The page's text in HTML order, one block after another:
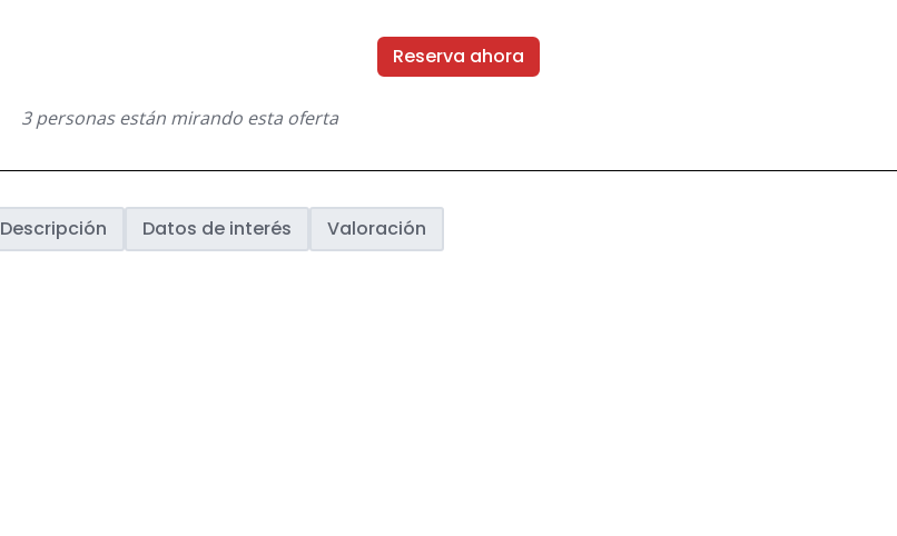
Reserva ahora
3 personas están mirando esta oferta
Descripción Datos de interés Valoración